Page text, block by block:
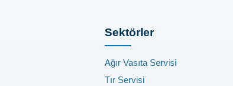
Sektörler
Ağır Vasıta Servisi
Tır Servisi